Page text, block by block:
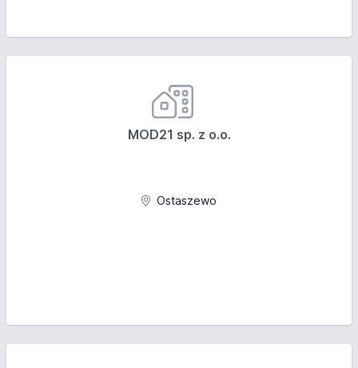
MOD21 sp. z o.o.
Ostaszewo